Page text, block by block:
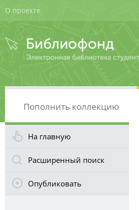
О проекте
Пополнить коллекцию
На главную
Расширенный поиск
Опубликовать